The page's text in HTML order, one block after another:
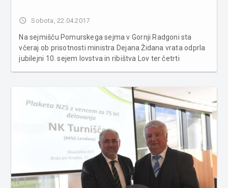
access_time Sobota, 22.04.2017
Na sejmišču Pomurskega sejma v Gornji Radgoni sta
včeraj ob prisotnosti ministra Dejana Židana vrata odprla
jubilejni 10. sejem lovstva in ribištva Lov ter četrti
najnovejšo opremo, pripom...